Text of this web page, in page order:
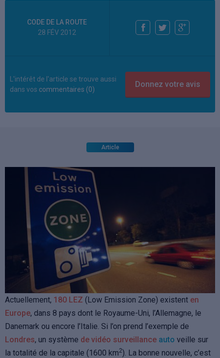
CODE DE LA ROUTE
28 FÉV 2012
L'intérêt de l'article se trouve aussi
dans vos commentaires (0)
Article
Actuellement, 180 LEZ (Low Emission Zone) existent en
Europe, dans 8 pays dont le Royaume-Uni, l’Allemagne, le
Danemark ou encore l’Italie. Si l’on prend l’exemple de
Londres, un système de vidéo surveillance auto veille sur
la totalité de la capitale (1600 km2). La bonne nouvelle, c’est